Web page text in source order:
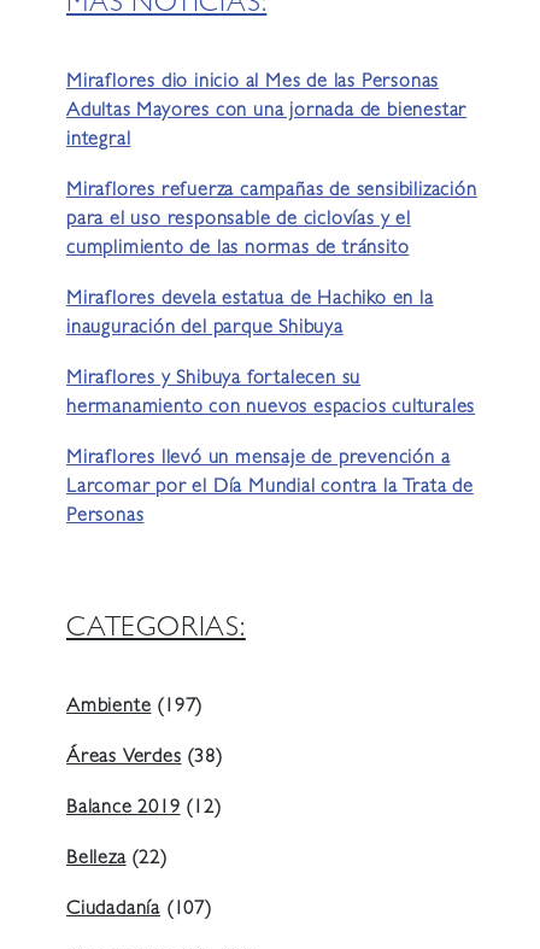
Miraflores dio inicio al Mes de las Personas
Adultas Mayores con una jornada de bienestar
integral
Miraflores refuerza campañas de sensibilización
para el uso responsable de ciclovías y el
cumplimiento de las normas de tránsito
Miraflores devela estatua de Hachiko en la
inauguración del parque Shibuya
Miraflores y Shibuya fortalecen su
hermanamiento con nuevos espacios culturales
Miraflores llevó un mensaje de prevención a
Larcomar por el Día Mundial contra la Trata de
Personas
CATEGORIAS:
Ambiente (197)
Áreas Verdes (38)
Balance 2019 (12)
Belleza(22)
Ciudadanía (107)